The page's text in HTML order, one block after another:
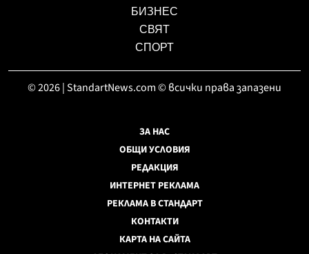
БИЗНЕС
СВЯТ
СПОРТ
© 2026 | StandartNews.com © всички права запазени
ЗА НАС
ОБЩИ УСЛОВИЯ
РЕДАКЦИЯ
ИНТЕРНЕТ РЕКЛАМА
РЕКЛАМА В СТАНДАРТ
КОНТАКТИ
КАРТА НА САЙТА